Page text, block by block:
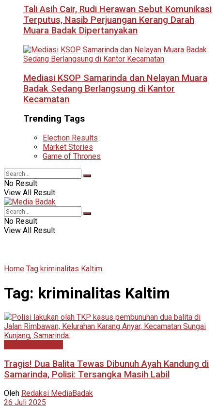
Tali Asih Cair, Rudi Herawan Sebut Komunikasi
Terputus, Nasib Perjuangan Kerang Darah
Muara Badak Dipertanyakan
Mediasi KSOP Samarinda dan Nelayan Muara
Badak Sedang Berlangsung di Kantor
Kecamatan
Trending Tags
Election Results
Market Stories
Game of Thrones
No Result
View All Result
No Result
View All Result
Home Tag kriminalitas Kaltim
Tag: kriminalitas Kaltim
Tragis! Dua Balita Tewas Dibunuh Ayah Kandung di
Samarinda, Polisi: Tersangka Masih Labil
Oleh Redaksi MediaBadak
26 Juli 2025